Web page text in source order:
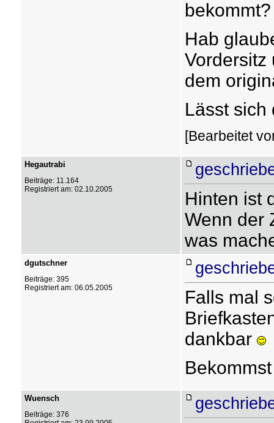
bekommt?
Hab
Vordersitz
dem
Lässt sich
[Bearbeitet
Hegautrabi
Beiträge: 11.164
Registriert am: 02.10.2005
Hinten ist
Wenn der
was
dgutschner
Beiträge: 395
Registriert am: 06.05.2005
Falls mal
dankbar
Wuensch
Beiträge: 376